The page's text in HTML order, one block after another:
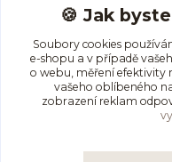
+420 731
(Po-Ne, 9-18
🍪 Jak
Soubory cookies
e-shopu a v případě
o webu, měření
vašeho oblíbeného
zobrazení reklam